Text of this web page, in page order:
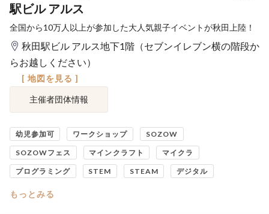
駅ビル アルス
全国から10万人以上が参加した大人気親子イベントが秋田上陸！
秋田駅ビル アルス地下1階（セブンイレブン横の階段か
らお越しください）
[ 地図を見る ]
主催者団体情報
幼児参加可 ワークショップ SOZOW
SOZOWフェス マインクラフト マイクラ
プログラミング STEM STEAM デジタル
もっとみる